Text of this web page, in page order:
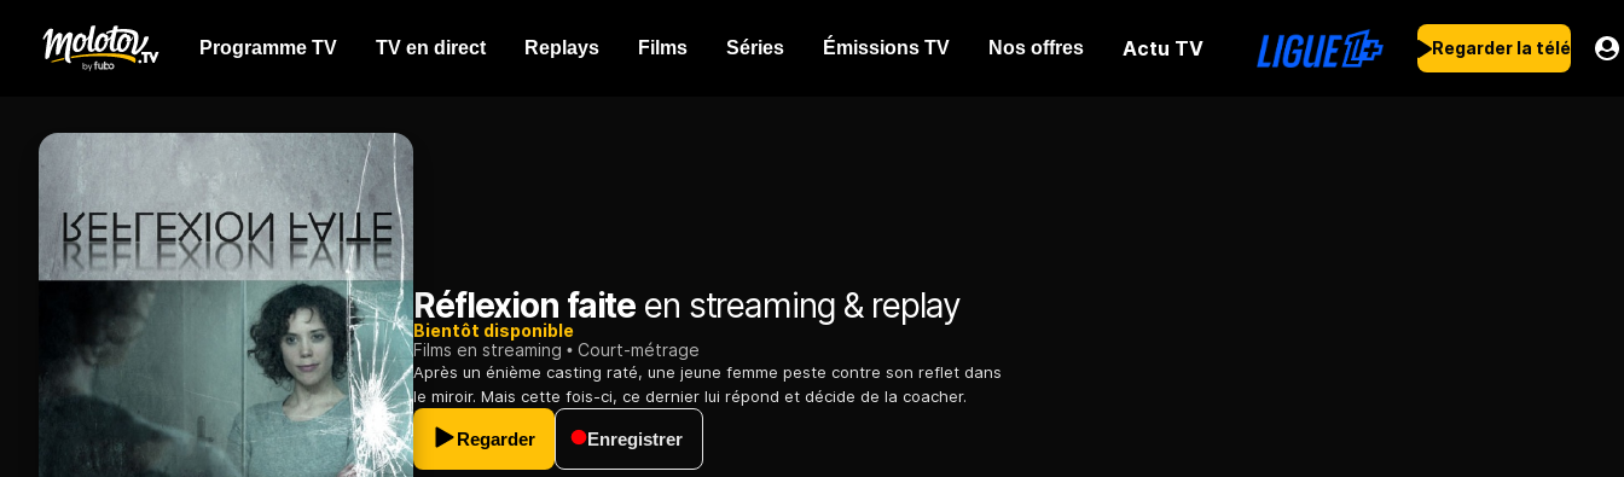
Programme TV TV en direct Replays Films Séries Émissions TV Nos offres Actu TV Regarder la télé
Réflexion faite en streaming & replay
Bientôt disponible
Films en streaming
Court-métrage
Après un énième casting raté, une jeune femme peste contre son reflet dans
le miroir. Mais cette fois-ci, ce dernier lui répond et décide de la coacher.
Regarder Enregistrer